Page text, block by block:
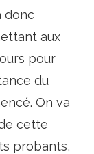
donc
aux
pour
du
On va
cette
probants,